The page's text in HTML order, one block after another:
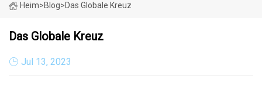
Heim>Blog>Das Globale Kreuz
Das Globale Kreuz
Jul 13, 2023